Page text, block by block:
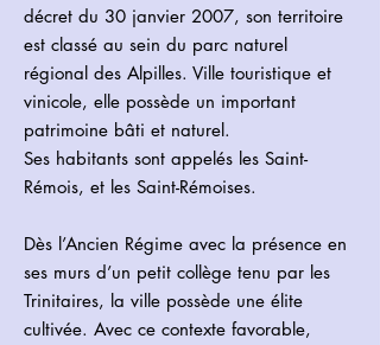
décret du 30 janvier 2007, son territoire
est classé au sein du parc naturel
régional des Alpilles. Ville touristique et
vinicole, elle possède un important
patrimoine bâti et naturel.
Ses habitants sont appelés les Saint-
Rémois, et les Saint-Rémoises.
Dès l’Ancien Régime avec la présence en
ses murs d’un petit collège tenu par les
Trinitaires, la ville possède une élite
cultivée. Avec ce contexte favorable,